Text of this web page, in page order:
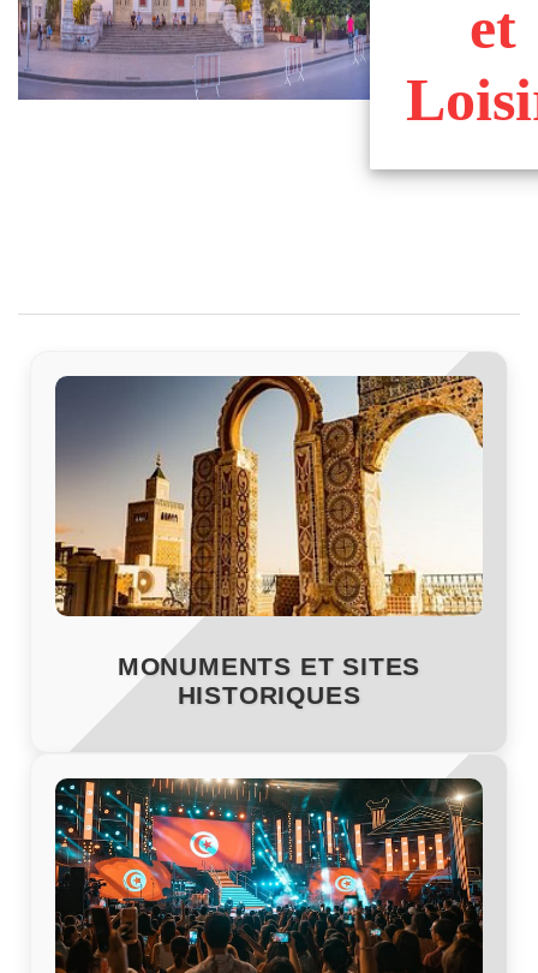
et
MONUMENTS ET SITES
HISTORIQUES